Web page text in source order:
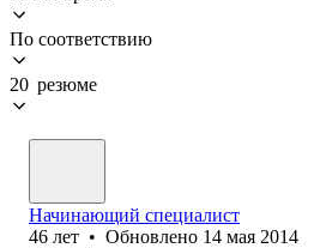
По соответствию
20 резюме
Начинающий специалист
46 лет • Обновлено 14 мая 2014